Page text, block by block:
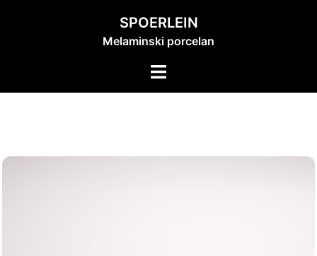
SPOERLEIN
Melaminski porcelan
Toggle